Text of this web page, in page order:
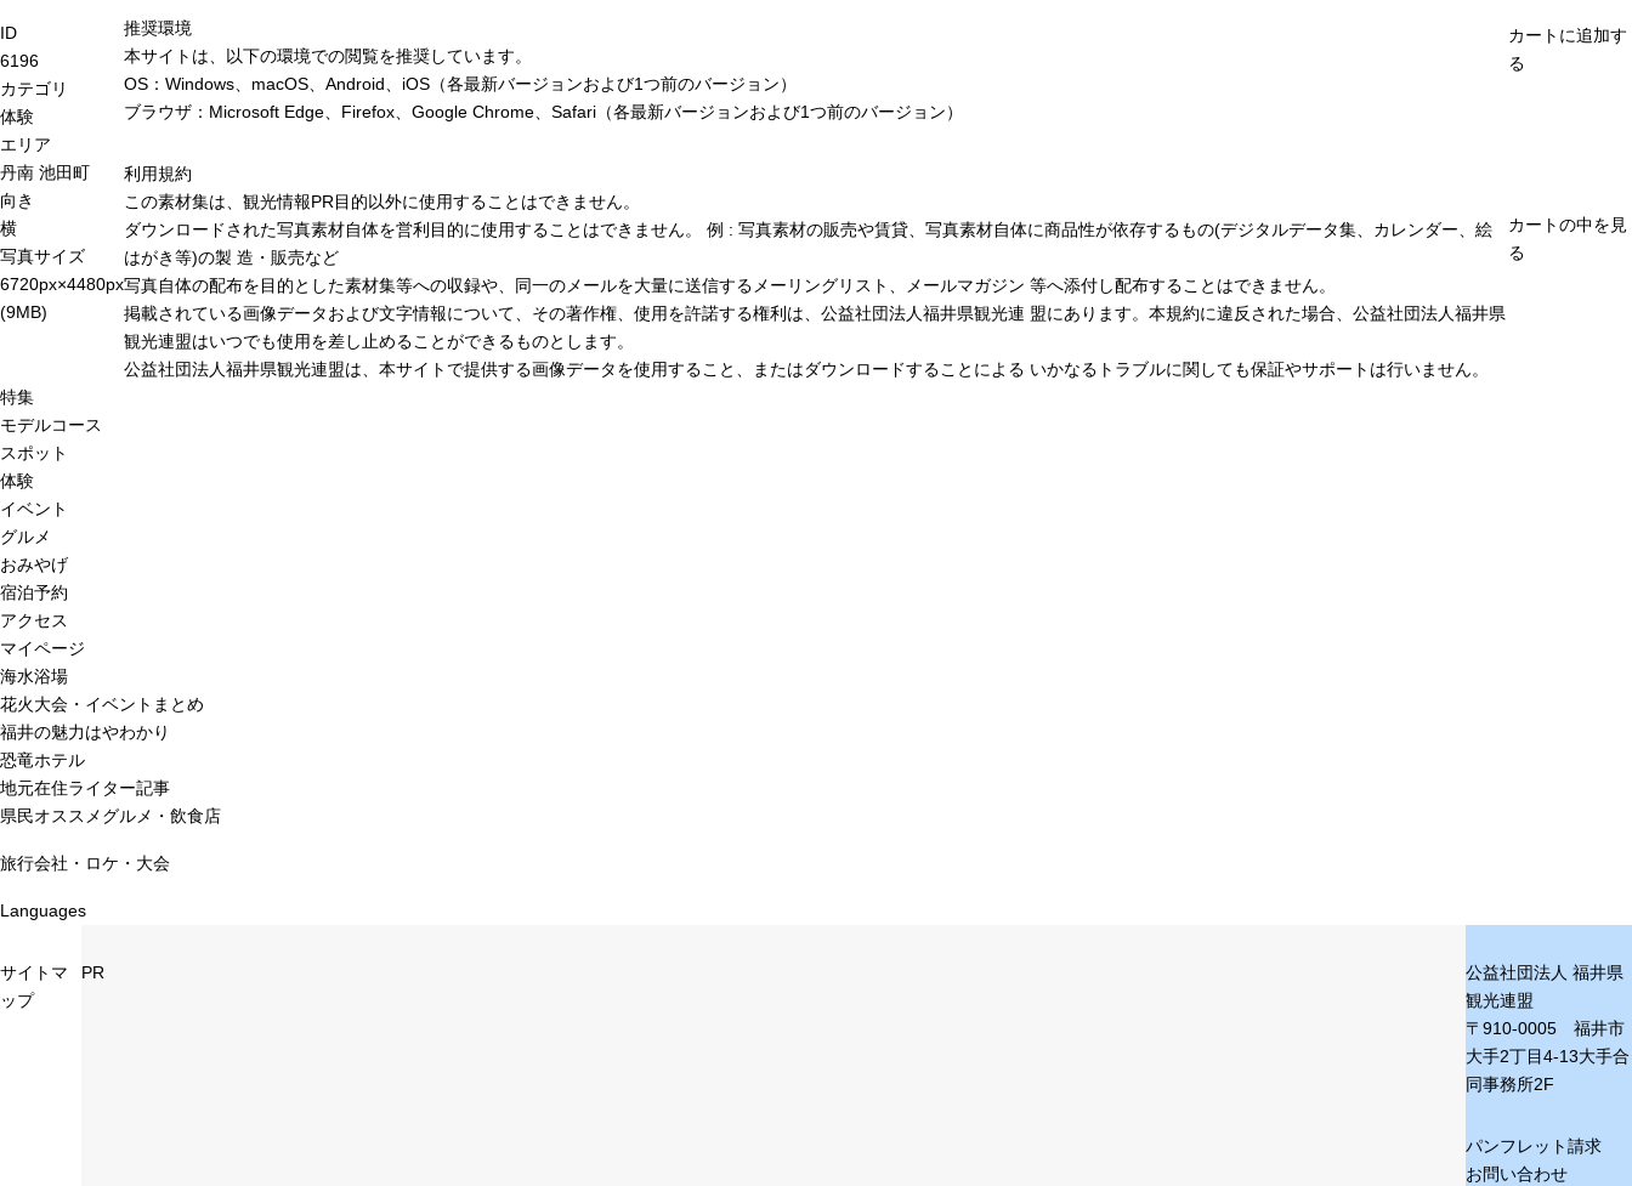
ID
6196
カテゴリ
体験
エリア
丹南 池田町
向き
横
写真サイズ
6720px×4480px
(9MB)
推奨環境
本サイトは、以下の環境での閲覧を推奨しています。
OS：Windows、macOS、Android、iOS（各最新バージョンおよび1つ前のバージョン）
ブラウザ：Microsoft Edge、Firefox、Google Chrome、Safari（各最新バージョンおよび1つ前のバージョン）
利用規約
この素材集は、観光情報PR目的以外に使用することはできません。
ダウンロードされた写真素材自体を営利目的に使用することはできません。 例 : 写真素材の販売や賃貸、写真素材自体に商品性が依存するもの(デジタルデータ集、カレンダー、絵
はがき等)の製 造・販売など
写真自体の配布を目的とした素材集等への収録や、同一のメールを大量に送信するメーリングリスト、メールマガジン 等へ添付し配布することはできません。
掲載されている画像データおよび文字情報について、その著作権、使用を許諾する権利は、公益社団法人福井県観光連 盟にあります。本規約に違反された場合、公益社団法人福井県
観光連盟はいつでも使用を差し止めることができるものとします。
公益社団法人福井県観光連盟は、本サイトで提供する画像データを使用すること、またはダウンロードすることによる いかなるトラブルに関しても保証やサポートは行いません。
カートに追加す
る
カートの中を見
る
特集
モデルコース
スポット
体験
イベント
グルメ
おみやげ
宿泊予約
アクセス
マイページ
海水浴場
花火大会・イベントまとめ
福井の魅力はやわかり
恐竜ホテル
地元在住ライター記事
県民オススメグルメ・飲食店
旅行会社・ロケ・大会
Languages
サイトマ
ップ
PR
公益社団法人 福井県
観光連盟
〒910-0005 福井市
大手2丁目4-13大手合
同事務所2F
パンフレット請求
お問い合わせ